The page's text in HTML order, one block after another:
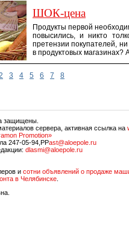
ШОК-цена
Продукты первой
повысились, и никто
претензии покупателей,
в продуктовых магазинах?
3 4 5 6 7 8
защищены.
сервера, активная ссылка на
Promotion»
247-05-94,PPast@aloepole.ru
dlasmi@aloepole.ru
и сотни объявлений о продаже
в Челябинске